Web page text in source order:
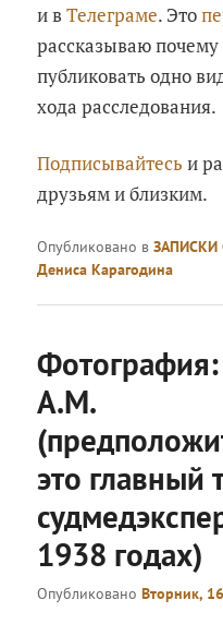
и вТелеграме. Это
рассказываю
публиковать одно
хода расследования.
Подписывайтесьи
друзьям и близким.
Опубликовано в ЗАПИСКИ
Дениса Карагодина
А.М.
это главный
1938 годах)
ОпубликованоВторник,